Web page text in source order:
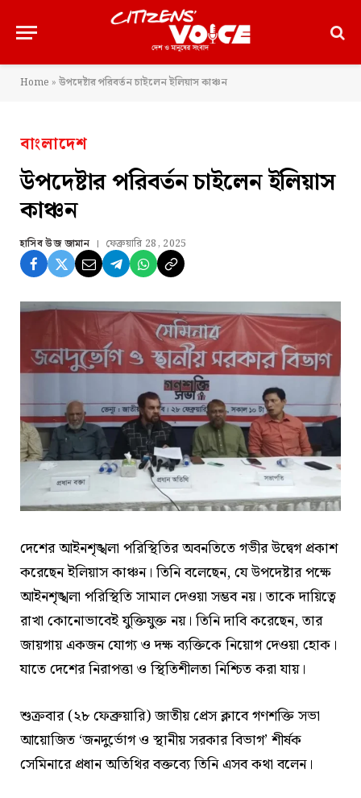
Home » উপদেষ্টার পরিবর্তন চাইলেন ইলিয়াস কাঞ্চন
বাংলাদেশ
উপদেষ্টার পরিবর্তন চাইলেন ইলিয়াস
কাঞ্চন
হাসিব উজ জামান ফেব্রুয়ারি 28, 2025
দেশের আইনশৃঙ্খলা পরিস্থিতির অবনতিতে গভীর উদ্বেগ প্রকাশ
করেছেন ইলিয়াস কাঞ্চন। তিনি বলেছেন, যে উপদেষ্টার পক্ষে
আইনশৃঙ্খলা পরিস্থিতি সামাল দেওয়া সম্ভব নয়। তাকে দায়িত্বে
রাখা কোনোভাবেই যুক্তিযুক্ত নয়। তিনি দাবি করেছেন, তার
জায়গায় একজন যোগ্য ও দক্ষ ব্যক্তিকে নিয়োগ দেওয়া হোক।
যাতে দেশের নিরাপত্তা ও স্থিতিশীলতা নিশ্চিত করা যায়।
শুক্রবার (২৮ ফেব্রুয়ারি) জাতীয় প্রেস ক্লাবে গণশক্তি সভা
আয়োজিত ‘জনদুর্ভোগ ও স্থানীয় সরকার বিভাগ’ শীর্ষক
সেমিনারে প্রধান অতিথির বক্তব্যে তিনি এসব কথা বলেন।